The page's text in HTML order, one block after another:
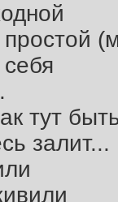
тут
залит...